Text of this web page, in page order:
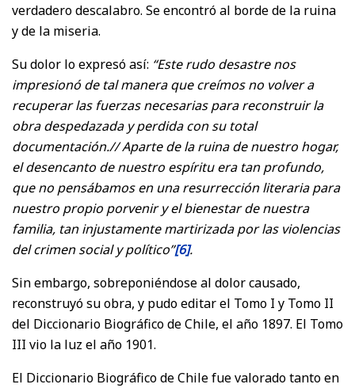
verdadero descalabro. Se encontró al borde de la ruina
y de la miseria.
Su dolor lo expresó así: “Este rudo desastre nos
impresionó de tal manera que creímos no volver a
recuperar las fuerzas necesarias para reconstruir la
obra despedazada y perdida con su total
documentación.// Aparte de la ruina de nuestro hogar,
el desencanto de nuestro espíritu era tan profundo,
que no pensábamos en una resurrección literaria para
nuestro propio porvenir y el bienestar de nuestra
familia, tan injustamente martirizada por las violencias
del crimen social y político”[6].
Sin embargo, sobreponiéndose al dolor causado,
reconstruyó su obra, y pudo editar el Tomo I y Tomo II
del Diccionario Biográfico de Chile, el año 1897. El Tomo
III vio la luz el año 1901.
El Diccionario Biográfico de Chile fue valorado tanto en